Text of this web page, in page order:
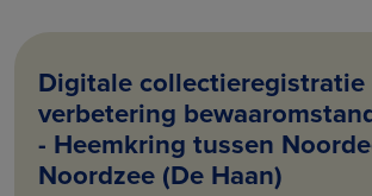
Digitale collectieregistratie
verbetering
- Heemkring tussen
Noordzee (De Haan)